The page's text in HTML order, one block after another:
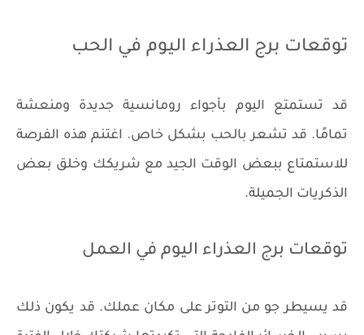
توقعات برج العذراء اليوم في الحب
قد تستمتع اليوم بأجواء رومانسية جديدة ومنعشة
تمامًا. قد تشعر بالحب بشكل خاص. اغتنم هذه الفرصة
للاستمتاع ببعض الوقت الجيد مع شريكك وخلق بعض
الذكريات الجميلة.
توقعات برج العذراء اليوم في العمل
قد يسيطر جو من التوتر على مكان عملك. قد يكون ذلك